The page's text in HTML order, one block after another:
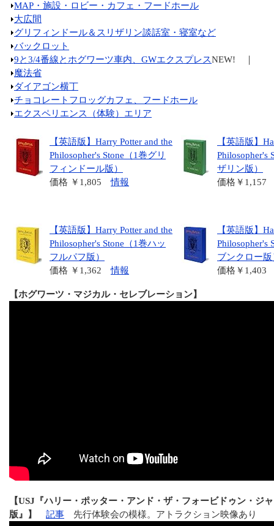
MAP・施設・ロビー・カフェ・フードホール
大広間
グリフィンドール＆スリザリン談話室・寝室など
バックロット
9と3/4番線とホグワーツ車内、GWエクスプレスNEW! ｜
魔法省
ダイアゴン横丁
チョコレートフロッグカフェ、フードホール
エクスペリエンス（体験）エリア
【英語版】Harry Potter and the
Philosopher's Stone（1巻グリ
フィンドール版）
価格 ￥1,805情報
【英語版】
Philosopher's
ザリン版）
価格￥
【英語版】Harry Potter and the
Philosopher's Stone（1巻ハッ
フルパフ版）
価格 ￥1,362情報
【英語版】
Philosopher's
ブンクロー版
価格￥
【ホグワーツ・マジカル・セレブレーション】
【USJ『ハリー・ポッター・アンド・ザ・フォービドゥン・ジ
版』】
記事 先行体験会の模様。アトラクション映像あり